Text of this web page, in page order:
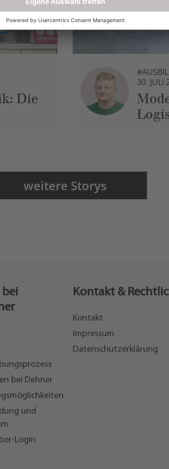
Die
30. JULI
weitere Storys
bei
bei Dehner
und
Login
Kontakt &
Kontakt
Impressum
Datenschutzerklärung